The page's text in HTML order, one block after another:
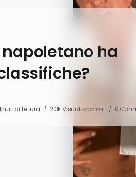
ha
di lettura 2.3K Visualizzazioni 0